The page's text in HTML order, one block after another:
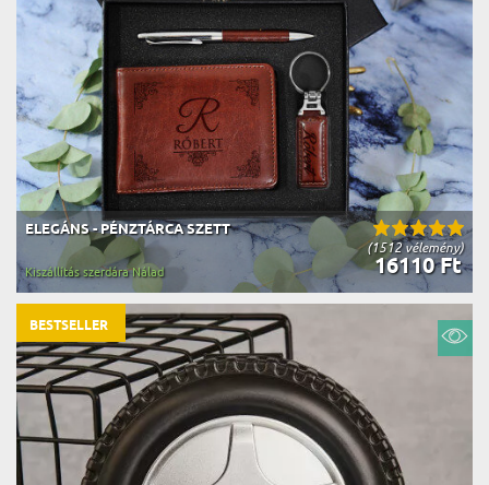
(1512 vélemény)
ELEGÁNS - PÉNZTÁRCA SZETT
16110 Ft
Kiszállítás szerdára Nálad
BESTSELLER